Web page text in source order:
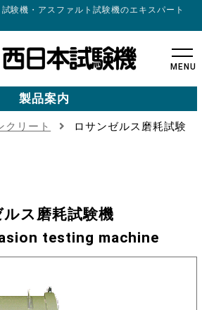
験機・アスファルト試験機のエキスパート
MENU
製品案内
クリート
ロサンゼルス磨耗試験
ス磨耗試験機
testing machine